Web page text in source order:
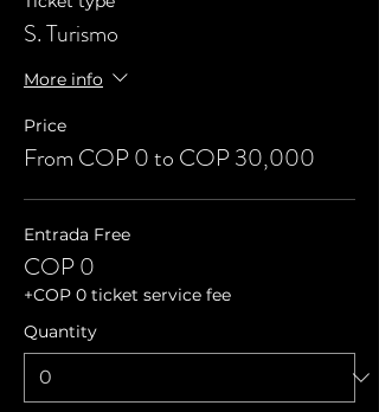
S. Turismo
More info
Price
From COP 0 to COP 30,000
Entrada Free
COP 0
+COP 0 ticket service fee
Quantity